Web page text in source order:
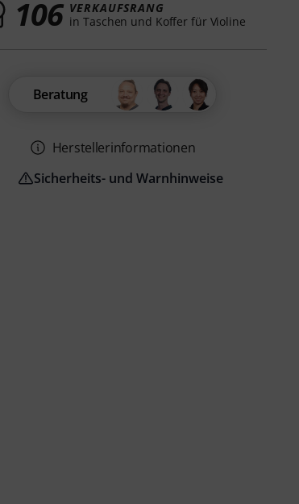
106 VERKAUFSRANG
in Taschen und Koffer für Violine
Beratung
Herstellerinformationen
Sicherheits- und Warnhinweise